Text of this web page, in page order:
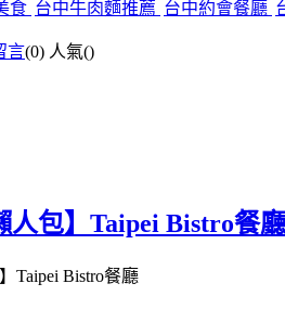
食 台中牛肉麵推薦 台中約會餐廳
言(0) 人氣()
人包】Taipei Bistro餐